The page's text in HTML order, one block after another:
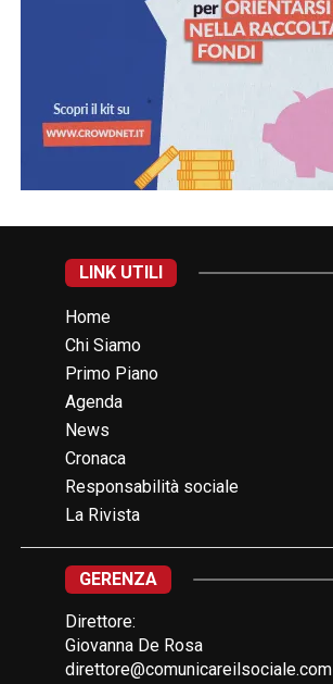
LINK UTILI
Home
Chi Siamo
Primo Piano
Agenda
News
Cronaca
Responsabilità sociale
La Rivista
GERENZA
Direttore:
Giovanna De Rosa
direttore@comunicareilsociale.com